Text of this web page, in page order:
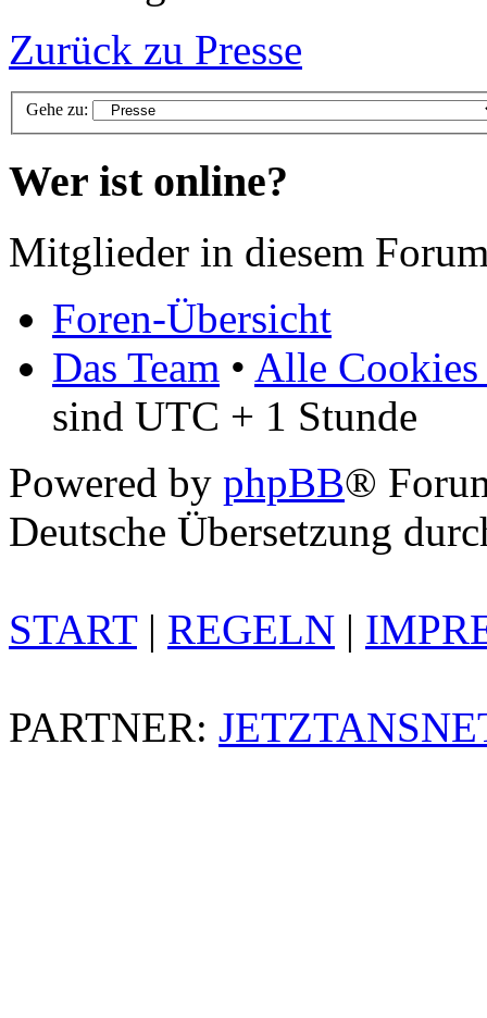
Zurück zu Presse
Gehe zu:
Wer ist online?
Mitglieder in diesem
Foren-Übersicht
Das Team • Alle Cookies
sind UTC + 1 Stunde
Powered by phpBB®
Deutsche Übersetzung
START| REGELN |
PARTNER: